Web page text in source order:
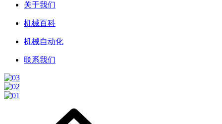
关于我们
机械百科
机械自动化
联系我们